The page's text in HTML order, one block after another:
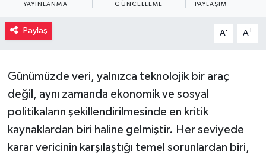
YAYINLANMA GÜNCELLEME PAYLAŞIM
Paylaş A- A+
Günümüzde veri, yalnızca teknolojik bir araç
değil, aynı zamanda ekonomik ve sosyal
politikaların şekillendirilmesinde en kritik
kaynaklardan biri haline gelmiştir. Her seviyede
karar vericinin karşılaştığı temel sorunlardan biri,
Müzik
Piyasa
Resmi İlanlar
Sağlık